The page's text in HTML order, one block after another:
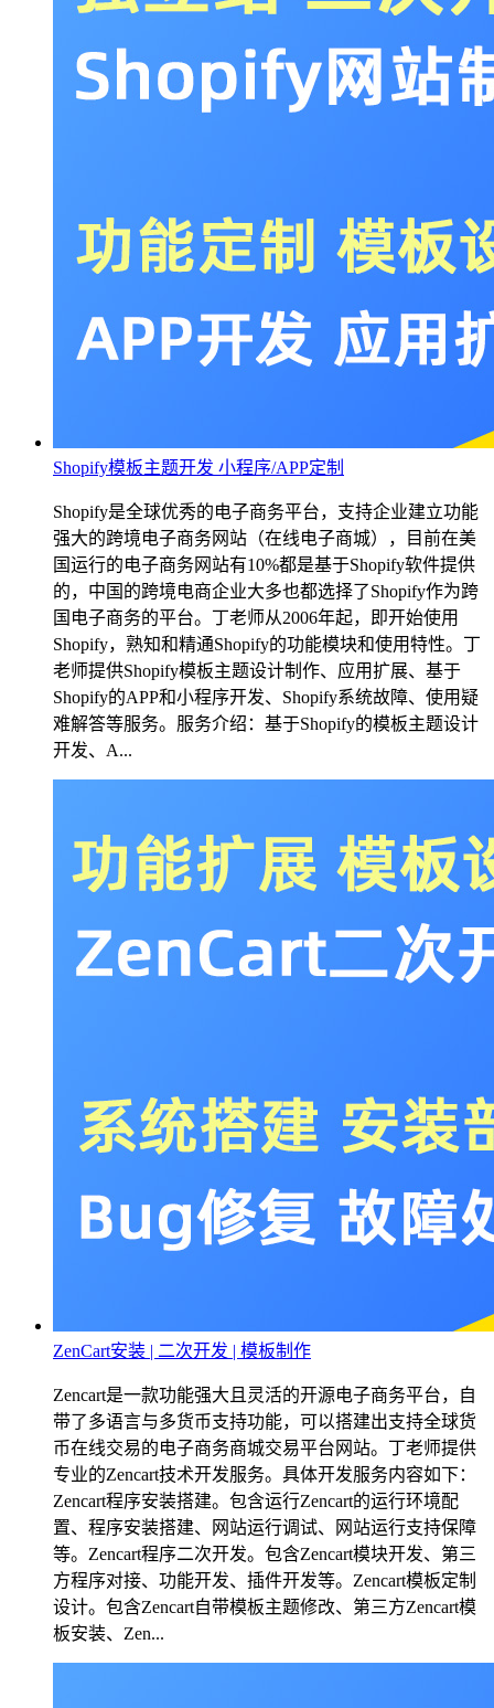
Shopify模板主题开发 小程序/APP定制
Shopify是全球优秀的电子商务平台，支持企业建立功能
强大的跨境电子商务网站（在线电子商城），目前在美
国运行的电子商务网站有10%都是基于Shopify软件提供
的，中国的跨境电商企业大多也都选择了Shopify作为跨
国电子商务的平台。丁老师从2006年起，即开始使用
Shopify，熟知和精通Shopify的功能模块和使用特性。丁
老师提供Shopify模板主题设计制作、应用扩展、基于
Shopify的APP和小程序开发、Shopify系统故障、使用疑
难解答等服务。服务介绍：基于Shopify的模板主题设计
开发、A...
ZenCart安装 | 二次开发 | 模板制作
Zencart是一款功能强大且灵活的开源电子商务平台，自
带了多语言与多货币支持功能，可以搭建出支持全球货
币在线交易的电子商务商城交易平台网站。丁老师提供
专业的Zencart技术开发服务。具体开发服务内容如下：
Zencart程序安装搭建。包含运行Zencart的运行环境配
置、程序安装搭建、网站运行调试、网站运行支持保障
等。Zencart程序二次开发。包含Zencart模块开发、第三
方程序对接、功能开发、插件开发等。Zencart模板定制
设计。包含Zencart自带模板主题修改、第三方Zencart模
板安装、Zen...